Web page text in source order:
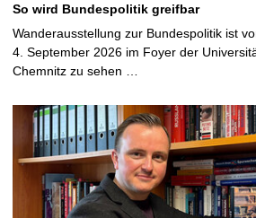
So wird Bundespolitik greifbar
Wanderausstellung zur Bundespolitik ist
4. September 2026 im Foyer der
Chemnitz zu sehen …